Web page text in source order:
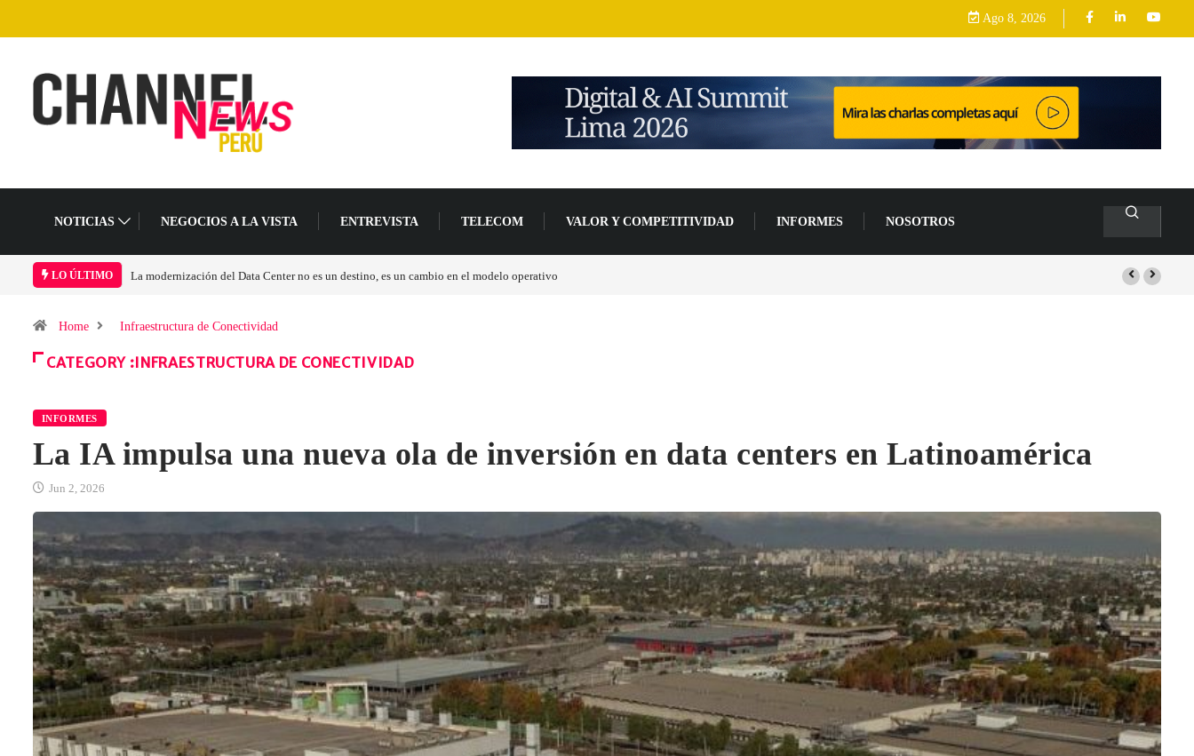
Ago 8, 2026
NOTICIAS NEGOCIOS A LA VISTA ENTREVISTA TELECOM VALOR Y COMPETITIVIDAD INFORMES NOSOTROS
LO ÚLTIMO Los ingresos por semiconductores aumentarán más de un 94 % en 2026
Home Infraestructura de Conectividad
CATEGORY :INFRAESTRUCTURA DE CONECTIVIDAD
INFORMES
La IA impulsa una nueva ola de inversión en data centers en Latinoamérica
Jun 2, 2026